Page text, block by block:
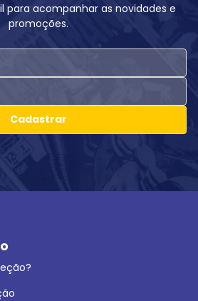
para acompanhar as novidades e
promoções.
Cadastrar